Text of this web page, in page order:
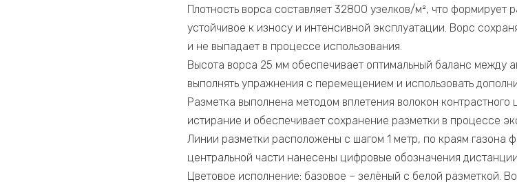
Плотность ворса составляет 32800 узелков/м², что формирует
устойчивое к износу и интенсивной эксплуатации. Ворс
и не выпадает в процессе использования.
Высота ворса 25 мм обеспечивает оптимальный баланс между
выполнять упражнения с перемещением и использовать
Разметка выполнена методом вплетения волокон контрастного
истирание и обеспечивает сохранение разметки в процессе
Линии разметки расположены с шагом 1 метр, по краям
центральной части нанесены цифровые обозначения
Цветовое исполнение: базовое – зелёный с белой разметкой.